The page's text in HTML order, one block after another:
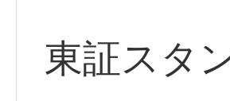
東証スタ